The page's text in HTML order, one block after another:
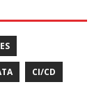
CI/CD